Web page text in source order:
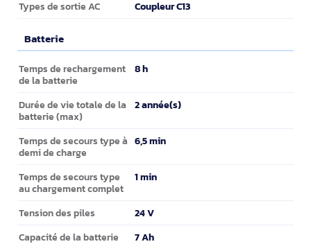
Types de sortie AC Coupleur C13
Batterie
Batterie
Temps de rechargement
de la batterie
8 h
Durée de vie totale de la
batterie (max)
2 année(s)
Temps de secours type à
demi de charge
6,5 min
Temps de secours type
au chargement complet
1 min
Tension des piles 24 V
Capacité de la batterie 7 Ah